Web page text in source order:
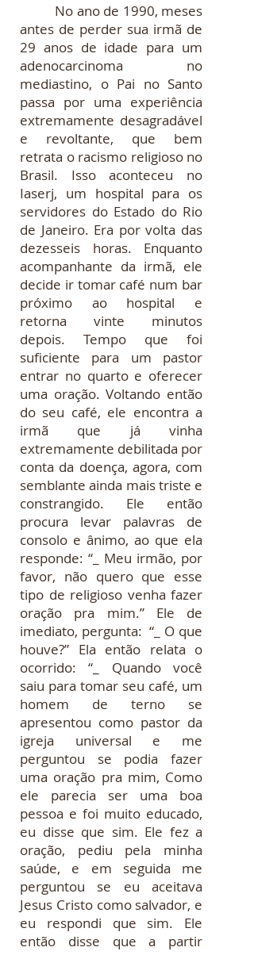
No ano de 1990, meses
antes de perder sua irmã de
29 anos de idade para um
adenocarcinoma no
mediastino, o Pai no Santo
passa por uma experiência
extremamente desagradável
e revoltante, que bem
retrata o racismo religioso no
Brasil. Isso aconteceu no
Iaserj, um hospital para os
servidores do Estado do Rio
de Janeiro. Era por volta das
dezesseis horas. Enquanto
acompanhante da irmã, ele
decide ir tomar café num bar
próximo ao hospital e
retorna vinte minutos
depois. Tempo que foi
suficiente para um pastor
entrar no quarto e oferecer
uma oração. Voltando então
do seu café, ele encontra a
irmã que já vinha
extremamente debilitada por
conta da doença, agora, com
semblante ainda mais triste e
constrangido. Ele então
procura levar palavras de
consolo e ânimo, ao que ela
responde: “_ Meu irmão, por
favor, não quero que esse
tipo de religioso venha fazer
oração pra mim.” Ele de
imediato, pergunta: “_ O que
houve?” Ela então relata o
ocorrido: “_ Quando você
saiu para tomar seu café, um
homem de terno se
apresentou como pastor da
igreja universal e me
perguntou se podia fazer
uma oração pra mim, Como
ele parecia ser uma boa
pessoa e foi muito educado,
eu disse que sim. Ele fez a
oração, pediu pela minha
saúde, e em seguida me
perguntou se eu aceitava
Jesus Cristo como salvador, e
eu respondi que sim. Ele
então disse que a partir